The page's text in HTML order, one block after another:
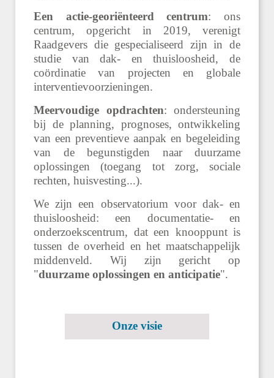
Een actie-georiënteerd centrum: ons
centrum, opgericht in 2019, verenigt
Raadgevers die gespecialiseerd zijn in de
studie van dak- en thuisloosheid, de
coördinatie van projecten en globale
interventievoorzieningen.
Meervoudige opdrachten: ondersteuning
bij de planning, prognoses, ontwikkeling
van een preventieve aanpak en begeleiding
van de begunstigden naar duurzame
oplossingen (toegang tot zorg, sociale
rechten, huisvesting...).
We zijn een observatorium voor dak- en
thuisloosheid: een documentatie- en
onderzoekscentrum, dat een knooppunt is
tussen de overheid en het maatschappelijk
middenveld. Wij zijn gericht op
"duurzame oplossingen en anticipatie".
Onze visie